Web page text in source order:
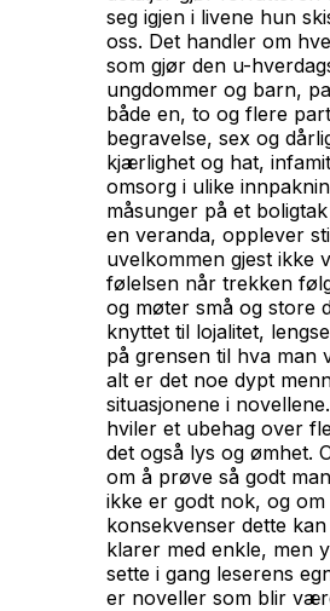
seg igjen i livene hun
oss. Det handler om
som gjør den u-
ungdommer og barn,
både en, to og flere
begravelse, sex og
kjærlighet og hat,
omsorg i ulike
måsunger på et
en veranda, opplever
uvelkommen gjest ikke
følelsen når trekken
og møter små og store
knyttet til lojalitet,
på grensen til hva man
alt er det noe dypt
situasjonene i
hviler et ubehag over
det også lys og ømhet.
om å prøve så godt
ikke er godt nok, og om
konsekvenser dette
klarer med enkle, men
sette i gang leserens
er noveller som blir